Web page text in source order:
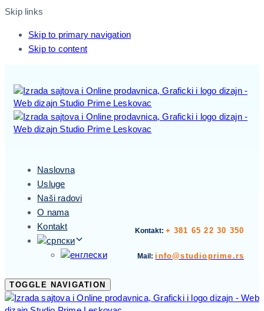
Skip links
Skip to primary navigation
Skip to content
Naslovna
Usluge
Naši radovi
O nama
Kontakt
Kontakt: + 381 65 22 30 350
Mail:info@studioprime.rs
TOGGLE NAVIGATION